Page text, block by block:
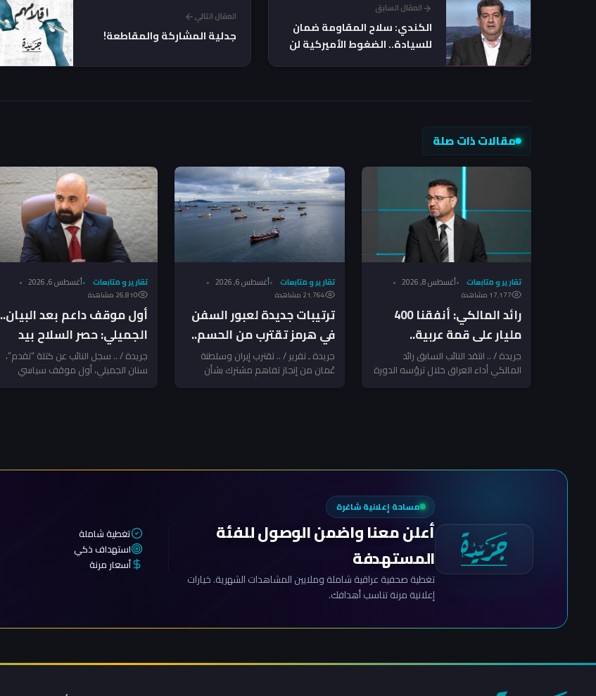
المقال السابق
الكندي: سلاح المقاومة ضمان
للسيادة.. الضغوط الأميركية لن
المقال التالي
جدلية المشاركة والمقاطعة!
مقالات ذات صلة
تقارير و متابعات أغسطس 8, 2026
17٬177 مشاهدة
رائد المالكي: أنفقنا 400
مليار على قمة عربية..
وانتهينا ببيانات ضد العراق!
جريدة / .. انتقد النائب السابق رائد
المالكي أداء العراق خلال ترؤسه الدورة
تقارير و متابعات أغسطس 6, 2026
21٬764 مشاهدة
ترتيبات جديدة لعبور السفن
في هرمز تقترب من الحسم..
وإيران تربط التنفيذ بقرار
جديد والتزام أميركي
جريدة ـ تقرير / .. تقترب إيران وسلطنة
عُمان من إنجاز تفاهم مشترك بشأن
تقارير و متابعات أغسطس 6, 2026
26٬810 مشاهدة
أول موقف داعم بعد البيان..
الجميلي: حصر السلاح بيد
الدولة خطوة طال انتظارها
وترسيخ لهيبة القانون
جريدة / .. سجل النائب عن كتلة “تقدم”،
سنان الجميلي، أول موقف سياسي
مساحة إعلانية شاغرة
أعلن معنا واضمن الوصول للفئة
المستهدفة
تغطية صحفية عراقية شاملة وملايين المشاهدات الشهرية. خيارات
إعلانية مرنة تناسب أهدافك.
تغطية شاملة
استهداف ذكي
أسعار مرنة